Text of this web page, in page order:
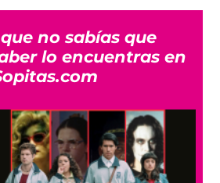
no sabías que
lo encuentras en